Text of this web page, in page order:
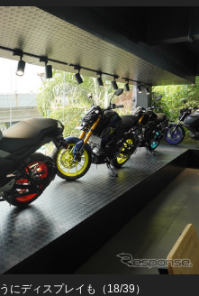
にディスプレイも（18/39）